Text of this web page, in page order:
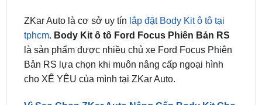
chỉ nhanh hơn mà còn trở nên nổi bật và phong
cách hơn.
ZKar Auto là cơ sở uy tínlắp đặt Body Kit ô tô tại
tphcm.Body Kit ô tô Ford Focus Phiên Bản RS